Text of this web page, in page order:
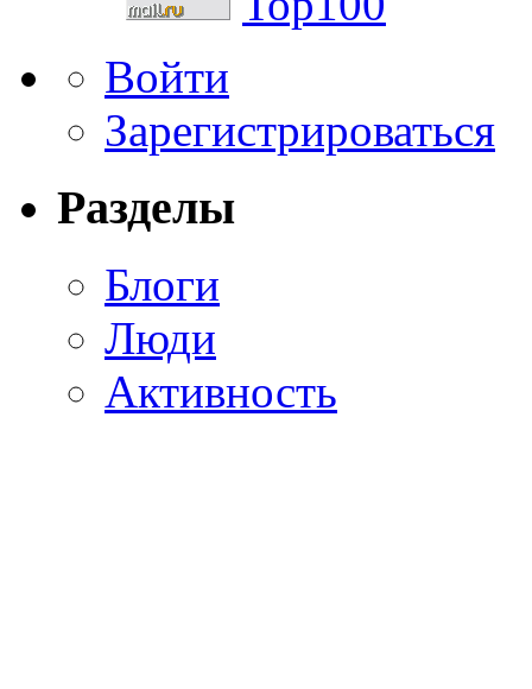
Войти
Зарегистрироваться
Разделы
Блоги
Люди
Активность